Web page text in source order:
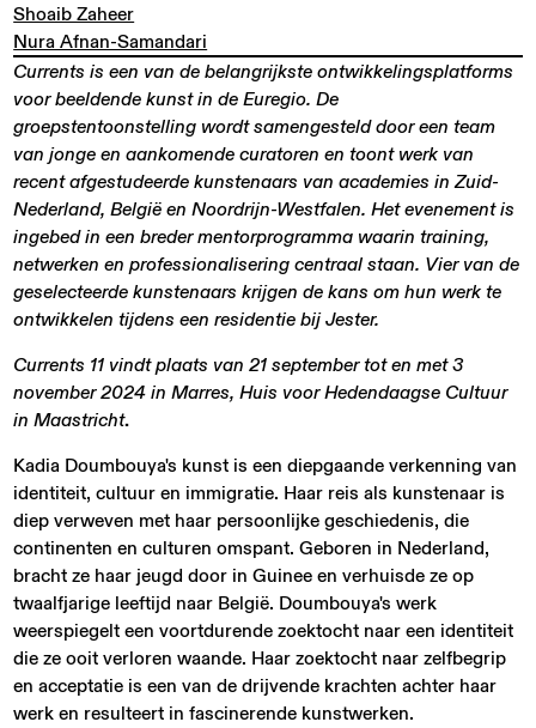
Shoaib Zaheer
Nura Afnan-Samandari
Currents is een van de belangrijkste ontwikkelingsplatforms
voor beeldende kunst in de Euregio. De
groepstentoonstelling wordt samengesteld door een team
van jonge en aankomende curatoren en toont werk van
recent afgestudeerde kunstenaars van academies in Zuid-
Nederland, België en Noordrijn-Westfalen. Het evenement is
ingebed in een breder mentorprogramma waarin training,
netwerken en professionalisering centraal staan. Vier van de
geselecteerde kunstenaars krijgen de kans om hun werk te
ontwikkelen tijdens een residentie bij Jester.
Currents 11 vindt plaats van 21 september tot en met 3
november 2024 in Marres, Huis voor Hedendaagse Cultuur
in Maastricht.
Kadia Doumbouya's kunst is een diepgaande verkenning van
identiteit, cultuur en immigratie. Haar reis als kunstenaar is
diep verweven met haar persoonlijke geschiedenis, die
continenten en culturen omspant. Geboren in Nederland,
bracht ze haar jeugd door in Guinee en verhuisde ze op
twaalfjarige leeftijd naar België. Doumbouya's werk
weerspiegelt een voortdurende zoektocht naar een identiteit
die ze ooit verloren waande. Haar zoektocht naar zelfbegrip
en acceptatie is een van de drijvende krachten achter haar
werk en resulteert in fascinerende kunstwerken.